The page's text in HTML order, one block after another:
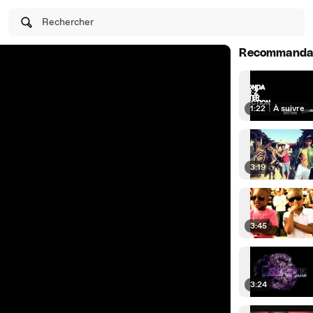
Rechercher
1:22 | À suivre
3:19
3:45
3:24